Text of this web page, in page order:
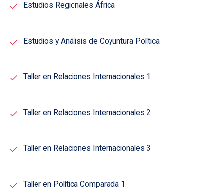
Estudios Regionales África
Estudios y Análisis de Coyuntura Política
Taller en Relaciones Internacionales 1
Taller en Relaciones Internacionales 2
Taller en Relaciones Internacionales 3
Taller en Política Comparada 1